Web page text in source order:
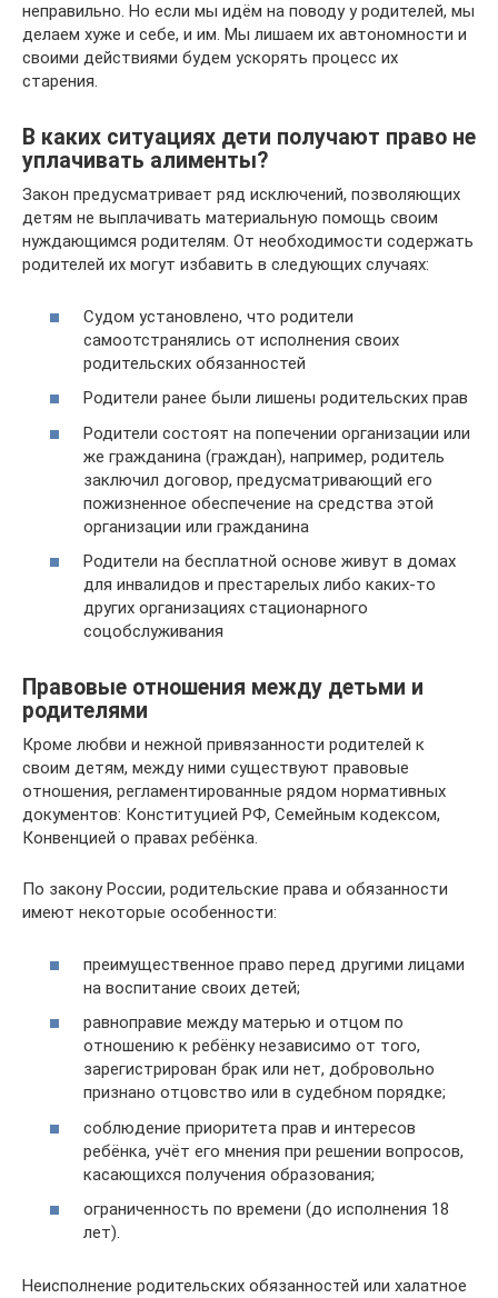
неправильно. Но если мы идём на поводу у родителей, мы
делаем хуже и себе, и им. Мы лишаем их автономности и
своими действиями будем ускорять процесс их
старения.
В каких ситуациях дети получают право не
уплачивать алименты?
Закон предусматривает ряд исключений, позволяющих
детям не выплачивать материальную помощь своим
нуждающимся родителям. От необходимости содержать
родителей их могут избавить в следующих случаях:
Судом установлено, что родители
самоотстранялись от исполнения своих
родительских обязанностей
Родители ранее были лишены родительских прав
Родители состоят на попечении организации или
же гражданина (граждан), например, родитель
заключил договор, предусматривающий его
пожизненное обеспечение на средства этой
организации или гражданина
Родители на бесплатной основе живут в домах
для инвалидов и престарелых либо каких-то
других организациях стационарного
соцобслуживания
Правовые отношения между детьми и
родителями
Кроме любви и нежной привязанности родителей к
своим детям, между ними существуют правовые
отношения, регламентированные рядом нормативных
документов: Конституцией РФ, Семейным кодексом,
Конвенцией о правах ребёнка.
По закону России, родительские права и обязанности
имеют некоторые особенности:
преимущественное право перед другими лицами
на воспитание своих детей;
равноправие между матерью и отцом по
отношению к ребёнку независимо от того,
зарегистрирован брак или нет, добровольно
признано отцовство или в судебном порядке;
соблюдение приоритета прав и интересов
ребёнка, учёт его мнения при решении вопросов,
касающихся получения образования;
ограниченность по времени (до исполнения 18
лет).
Неисполнение родительских обязанностей или халатное